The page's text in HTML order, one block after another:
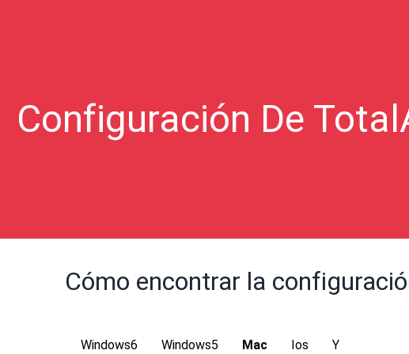
Configuración De
Cómo encontrar la
Windows6 Windows5 Mac Ios Y